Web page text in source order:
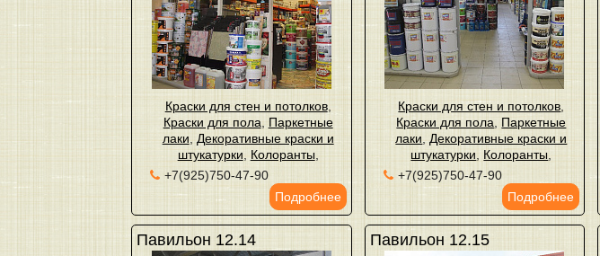
Краски для стен и потолков,
Краски для пола
Паркетные
лаки
Декоративные краски и
штукатурки
Колоранты,
+7(925)750-47-90
Подробнее
Краски для стен и потолков
Краски для пола
Паркетные
лаки
Декоративные краски и
штукатурки
Колоранты
+7(925)750-47-90
Подробнее
Павильон 12.14 Павильон 12.15